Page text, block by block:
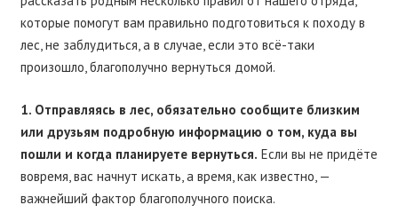
которые помогут вам правильно подготовиться к походу в
лес, не заблудиться, а в случае, если это всё-таки
произошло, благополучно вернуться домой.
1. Отправляясь в лес, обязательно сообщите близким
или друзьям подробную информацию о том, куда вы
пошли и когда планируете вернуться. Если вы не придёте
вовремя, вас начнут искать, а время, как известно, —
важнейший фактор благополучного поиска.